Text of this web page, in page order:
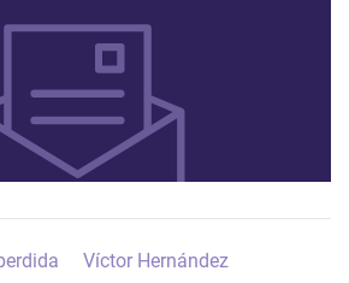
Víctor Hernández